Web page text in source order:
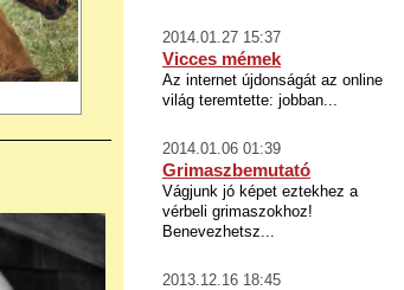
2014.01.27 15:37
Vicces mémek
Az internet újdonságát az online
világ teremtette: jobban...
2014.01.06 01:39
Grimaszbemutató
Vágjunk jó képet eztekhez a
vérbeli grimaszokhoz!
Benevezhetsz...
2013.12.16 18:45